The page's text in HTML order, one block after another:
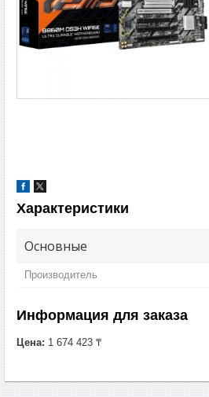
Характеристики
Основные
Производитель
Информация для заказа
Цена: 1 674 423 ₸